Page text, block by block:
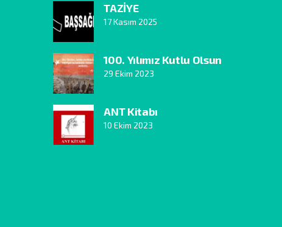
TAZİYE
17 Kasım 2025
100. Yılımız Kutlu Olsun
29 Ekim 2023
ANT Kitabı
10 Ekim 2023